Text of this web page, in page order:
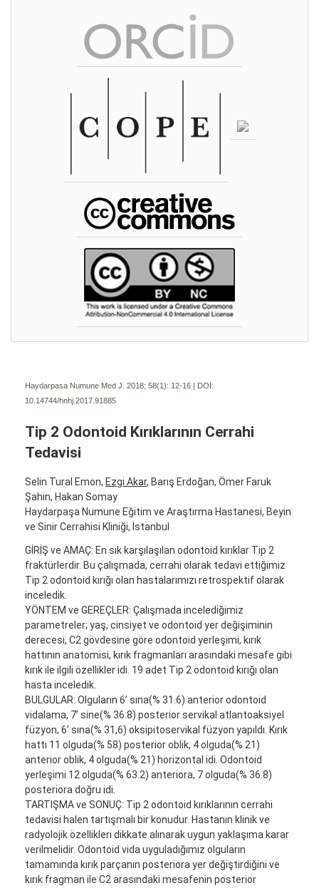
Haydarpasa Numune Med J. 2018; 58(1): 12-16 | DOI:
10.14744/hnhj.2017.91885
Tip 2 Odontoid Kırıklarının Cerrahi
Tedavisi
Selin Tural Emon, Ezgi Akar, Barış Erdoğan, Ömer Faruk
Şahin, Hakan Somay
Haydarpaşa Numune Eğitim ve Araştırma Hastanesi, Beyin
ve Sinir Cerrahisi Kliniği, İstanbul
GİRİŞ ve AMAÇ: En sık karşılaşılan odontoid kırıklar Tip 2
fraktürlerdir. Bu çalışmada, cerrahi olarak tedavi ettiğimiz
Tip 2 odontoid kırığı olan hastalarımızı retrospektif olarak
inceledik.
YÖNTEM ve GEREÇLER: Çalışmada incelediğimiz
parametreler; yaş, cinsiyet ve odontoid yer değişiminin
derecesi, C2 gövdesine göre odontoid yerleşimi, kırık
hattının anatomisi, kırık fragmanları arasındaki mesafe gibi
kırık ile ilgili özellikler idi. 19 adet Tip 2 odontoid kırığı olan
hasta inceledik.
BULGULAR: Olguların 6’ sına(% 31.6) anterior odontoid
vidalama, 7’ sine(% 36.8) posterior servikal atlantoaksiyel
füzyon, 6’ sına(% 31,6) oksipitoservikal füzyon yapıldı. Kırık
hattı 11 olguda(% 58) posterior oblik, 4 olguda(% 21)
anterior oblik, 4 olguda(% 21) horizontal idi. Odontoid
yerleşimi 12 olguda(% 63.2) anteriora, 7 olguda(% 36.8)
posteriora doğru idi.
TARTIŞMA ve SONUÇ: Tip 2 odontoid kırıklarının cerrahi
tedavisi halen tartışmalı bir konudur. Hastanın klinik ve
radyolojik özellikleri dikkate alınarak uygun yaklaşıma karar
verilmelidir. Odontoid vida uyguladığımız olguların
tamamında kırık parçanın posteriora yer değiştirdiğini ve
kırık fragman ile C2 arasındaki mesafenin posterior